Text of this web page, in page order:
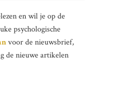
en wil je op de
psychologische
voor de nieuwsbrief,
de nieuwe artikelen